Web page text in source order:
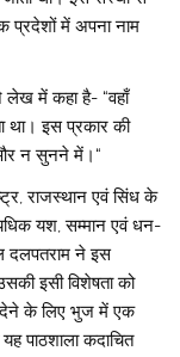
प्रदेशों में अपना नाम
लेख में कहा है- “वहाँ
था। इस प्रकार की
न सुनने में।“
राजस्थान एवं सिंध के
यश, सम्मान एवं धन-
दलपतराम ने इस
इसी विशेषता को
देने के लिए भुज में एक
पाठशाला कदाचित